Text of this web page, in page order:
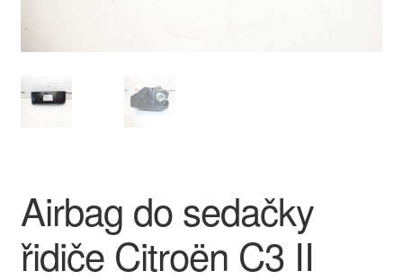
Platby
Reklamace
Reklamační řád
Airbag do sedačky
řidiče Citroën C3 II